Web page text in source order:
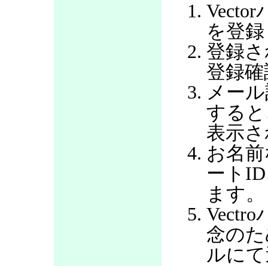
Vector
を登
登録
登録
メー
する
表示
お名
ート
ます。
Vectro
念の
ルに